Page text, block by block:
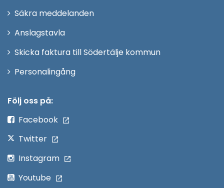
fönster
Säkra meddelanden
Anslagstavla
Skicka faktura till Södertälje kommun
PersonalingångÖppna
Följ oss på:
Facebook
Twitter
Instagram
Youtube